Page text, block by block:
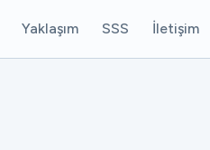
Yaklaşım SSS İletişim